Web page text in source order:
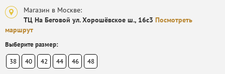
Магазин в Москве:
ТЦ На Беговой ул. Хорошёвское ш., 16с3 Посмотреть
маршрут
Выберите размер:
38
40 42 44 46 48